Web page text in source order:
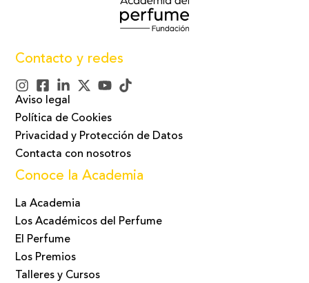
Contacto y redes
Aviso legal
Política de Cookies
Privacidad y Protección de Datos
Contacta con nosotros
Conoce la Academia
La Academia
Los Académicos del Perfume
El Perfume
Los Premios
Talleres y Cursos